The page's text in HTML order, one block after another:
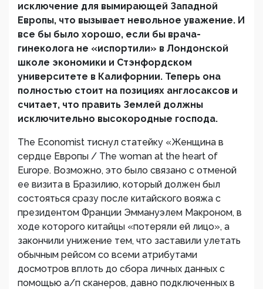
исключение для вымирающей Западной
Европы, что вызывает невольное уважение. И
все бы было хорошо, если бы врача-
гинеколога не «испортили» в Лондонской
школе экономики и Стэнфордском
университете в Калифорнии. Теперь она
полностью стоит на позициях англосаксов и
считает, что править Землей должны
исключительно высокородные господа.
The Economist тиснул статейку «Женщина в
сердце Европы / The woman at the heart of
Europe. Возможно, это было связано с отменой
ее визита в Бразилию, который должен был
состояться сразу после китайского вояжа с
президентом Франции Эммануэлем Макроном, в
ходе которого китайцы «потеряли ей лицо», а
закончили унижение тем, что заставили улетать
обычным рейсом со всеми атрибутами
досмотров вплоть до сбора личных данных с
помощью а/п сканеров, давно подключенных в